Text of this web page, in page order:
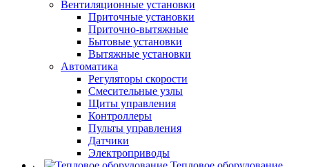
Вентиляционные установки
Приточные установки
Приточно-вытяжные
Бытовые установки
Вытяжные установки
Автоматика
Регуляторы скорости
Смесительные узлы
Щиты управления
Контроллеры
Пульты управления
Датчики
Электроприводы